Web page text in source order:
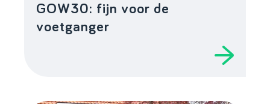
GOW30: fijn voor de
voetganger